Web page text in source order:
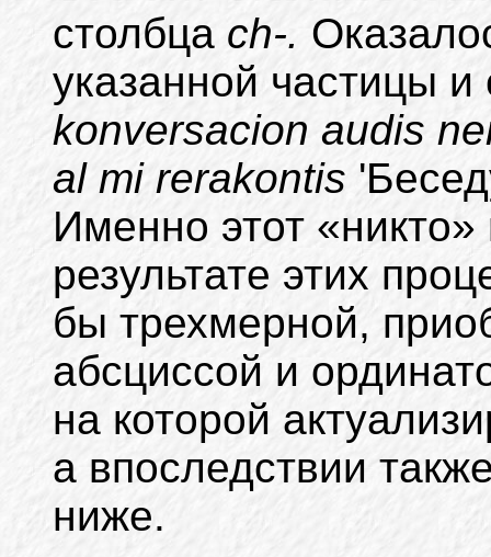
столбца ch-.
указанной частицы
konversacion audis
al mi rerakontis
Именно этот
результате этих
бы трехмерной,
абсциссой и
на которой
а впоследствии
ниже.